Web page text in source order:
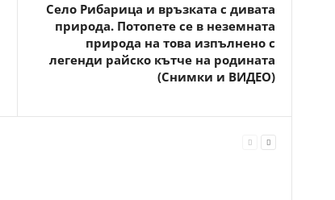
Село Рибарица и връзката с дивата
природа. Потопете се в неземната
природа на това изпълнено с
легенди райско кътче на родината
(Снимки и ВИДЕО)